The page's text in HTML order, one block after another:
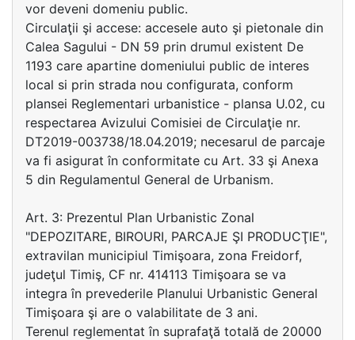
vor deveni domeniu public.
Circulaţii şi accese: accesele auto şi pietonale din
Calea Sagului - DN 59 prin drumul existent De
1193 care apartine domeniului public de interes
local si prin strada nou configurata, conform
plansei Reglementari urbanistice - plansa U.02, cu
respectarea Avizului Comisiei de Circulaţie nr.
DT2019-003738/18.04.2019; necesarul de parcaje
va fi asigurat în conformitate cu Art. 33 şi Anexa
5 din Regulamentul General de Urbanism.
Art. 3: Prezentul Plan Urbanistic Zonal
"DEPOZITARE, BIROURI, PARCAJE ŞI PRODUCŢIE",
extravilan municipiul Timişoara, zona Freidorf,
judeţul Timiş, CF nr. 414113 Timişoara se va
integra în prevederile Planului Urbanistic General
Timişoara şi are o valabilitate de 3 ani.
Terenul reglementat în suprafaţă totală de 20000